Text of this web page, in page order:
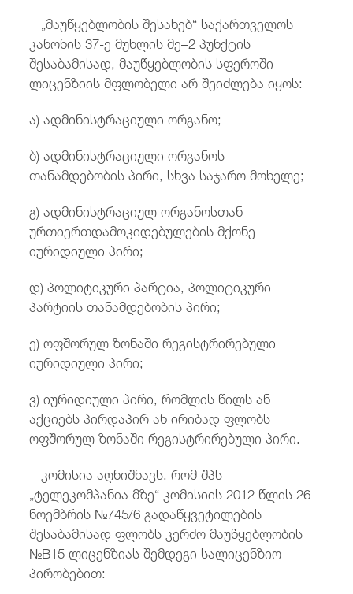
„მაუწყებლობის შესახებ“ საქართველოს
კანონის 37-ე მუხლის მე–2 პუნქტის
შესაბამისად, მაუწყებლობის სფეროში
ლიცენზიის მფლობელი არ შეიძლება იყოს:
ა) ადმინისტრაციული ორგანო;
ბ) ადმინისტრაციული ორგანოს
თანამდებობის პირი, სხვა საჯარო მოხელე;
გ) ადმინისტრაციულ ორგანოსთან
ურთიერთდამოკიდებულების მქონე
იურიდიული პირი;
დ) პოლიტიკური პარტია, პოლიტიკური
პარტიის თანამდებობის პირი;
ე) ოფშორულ ზონაში რეგისტრირებული
იურიდიული პირი;
ვ) იურიდიული პირი, რომლის წილს ან
აქციებს პირდაპირ ან ირიბად ფლობს
ოფშორულ ზონაში რეგისტრირებული პირი.
კომისია აღნიშნავს, რომ შპს
„ტელეკომპანია მზე“ კომისიის 2012 წლის 26
ნოემბრის №745/6 გადაწყვეტილების
შესაბამისად ფლობს კერძო მაუწყებლობის
№B15 ლიცენზიას შემდეგი სალიცენზიო
პირობებით: